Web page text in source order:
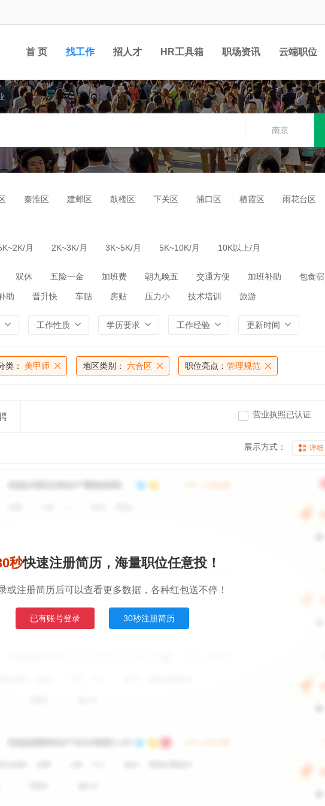
首 页 找工作 招人才 HR工具箱 职场资讯 云端职位
南京
秦淮区 建邺区 鼓楼区 下关区 浦口区 栖霞区 雨花台区
月 2K~3K/月 3K~5K/月 5K~10K/月 10K以上/月
双休 五险一金 加班费 朝九晚五 交通方便 加班补助 包食宿
助 晋升快 车贴 房贴 压力小 技术培训 旅游
工作性质 学历要求 工作经验 更新时间
类： 美甲师 地区类别： 六合区 职位亮点： 管理规范
营业执照已认证
展示方式： 详细
秒快速注册简历，海量职位任意投！
或注册简历后可以查看更多数据，各种红包送不停！
已有账号登录 30秒注册简历